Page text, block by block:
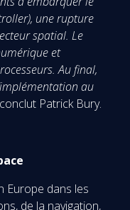
une rupture
spatial. Le
et
Au final,
au
conclut Patrick Bury.
Europe dans les
de la navigation,